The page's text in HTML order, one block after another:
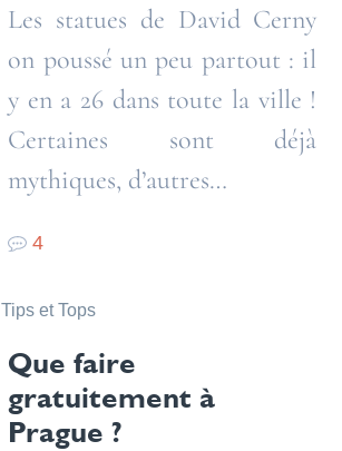
Les statues de David Cerny
on poussé un peu partout : il
y en a 26 dans toute la ville !
Certaines sont déjà
mythiques, d’autres…
4
Tips et Tops
Que faire
gratuitement à
Prague ?